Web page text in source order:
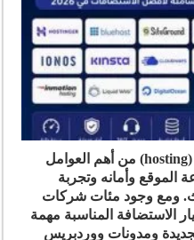
تُعد إستضافة المواقع الالكترونية (hosting) من أهم العوامل
الموقع وأمانه وتجربة
ومع وجود مئات شركات
الاستضافة المناسبة مهمة
ومدونات ووردبريس